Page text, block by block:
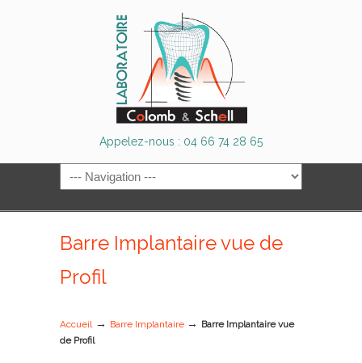
Appelez-nous : 04 66 74 28 65
Barre Implantaire vue de
Profil
Accueil → Barre Implantaire → Barre Implantaire vue
de Profil